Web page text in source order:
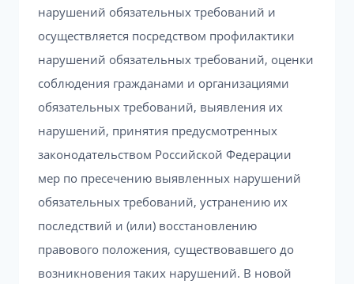
нарушений обязательных требований и
осуществляется посредством профилактики
нарушений обязательных требований, оценки
соблюдения гражданами и организациями
обязательных требований, выявления их
нарушений, принятия предусмотренных
законодательством Российской Федерации
мер по пресечению выявленных нарушений
обязательных требований, устранению их
последствий и (или) восстановлению
правового положения, существовавшего до
возникновения таких нарушений. В новой